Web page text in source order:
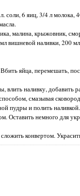
соли, 6 яиц, 3/4 л молока,
малина, крыжовник,
вишневой наливки, 200
яйца, перемешать,
наливку, добавить
смазывая
пудры и полить
Оставить немного для
конвертом.